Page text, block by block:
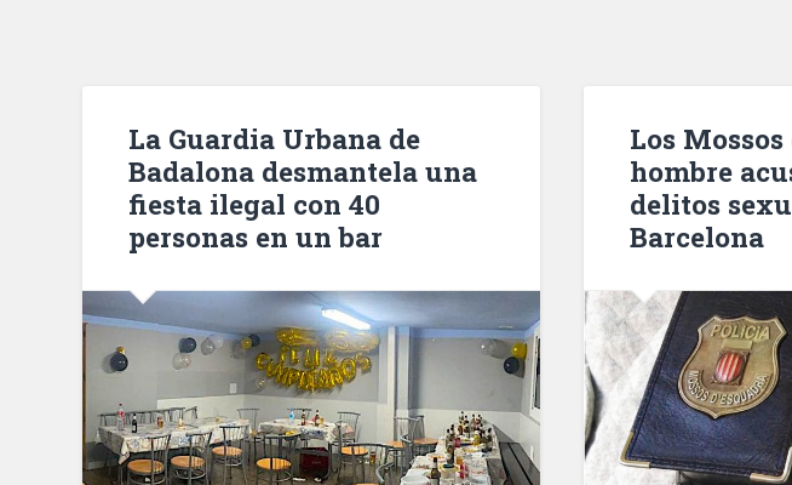
La Guardia Urbana de
Badalona desmantela una
fiesta ilegal con 40
personas en un bar
Los
hombre
delitos
Barcelona